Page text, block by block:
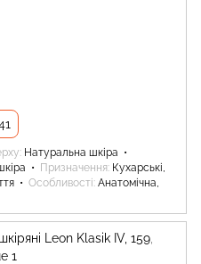
Натуральна шкіра
Призначення Кухарські,
Особливості Анатомічна,